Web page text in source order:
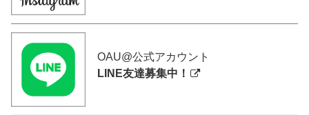
OAU@公式アカウント
LINE友達募集中！